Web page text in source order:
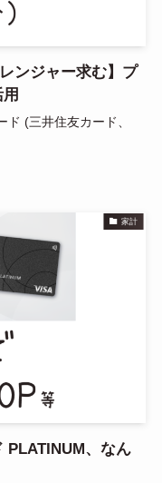
ンジャー求む】プ
(三井住友カード、
家計
PLATINUM、なん